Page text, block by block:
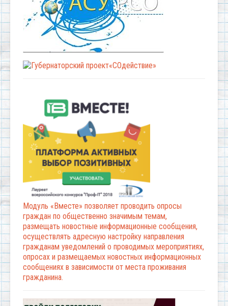
Модуль «Вместе» позволяет проводить опросы
граждан по общественно значимым темам,
размещать новостные информационные сообщения,
осуществлять адресную настройку направления
гражданам уведомлений о проводимых мероприятиях,
опросах и размещаемых новостных информационных
сообщениях в зависимости от места проживания
гражданина.